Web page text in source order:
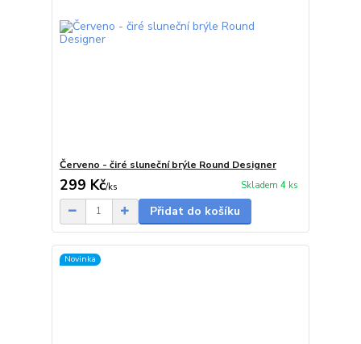
Červeno - čiré sluneční brýle Round Designer
299 Kč/ks Skladem 4 ks
Přidat do košíku
Novinka